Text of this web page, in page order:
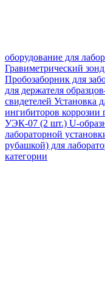
оборудование для
Гравиметрический
Пробозаборник для
для держателя
свидетелей Установка
ингибиторов
УЭК-07 (2 шт.) U-
лабораторной
рубашкой) для
категории